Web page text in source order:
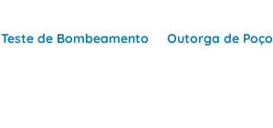
Teste de Bombeamento Outorga de